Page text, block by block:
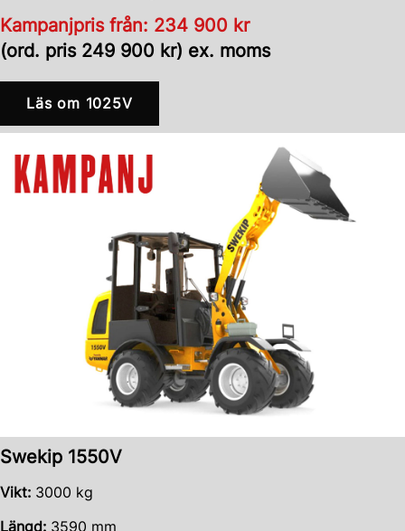
Kampanjpris från: 234 900 kr
(ord. pris 249 900 kr) ex. moms
Läs om 1025V
Swekip 1550V
Vikt: 3000 kg
Längd: 3590 mm